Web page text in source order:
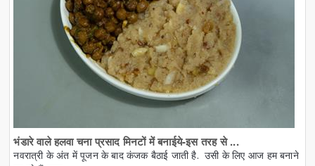
भंडारे वाले हलवा चना प्रसाद मिनटों में बनाईये-इस तरह से ...
नवरात्री के अंत में पूजन के बाद कंजक बैठाई जाती है. उसी के लिए आज हम बनाने